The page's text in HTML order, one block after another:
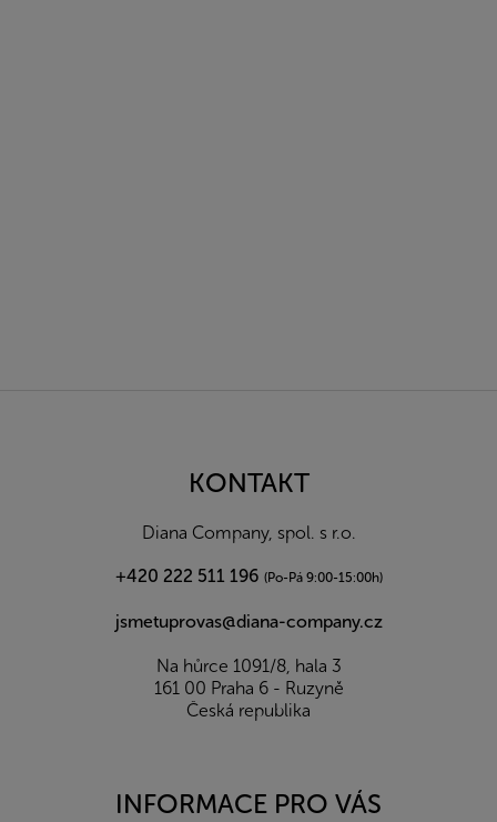
KONTAKT
Diana Company, spol. s r.o.
+420 222 511 196 (Po-Pá 9:00-15:00h)
jsmetuprovas@diana-company.cz
Na hůrce 1091/8, hala 3
161 00 Praha 6 - Ruzyně
Česká republika
INFORMACE PRO VÁS